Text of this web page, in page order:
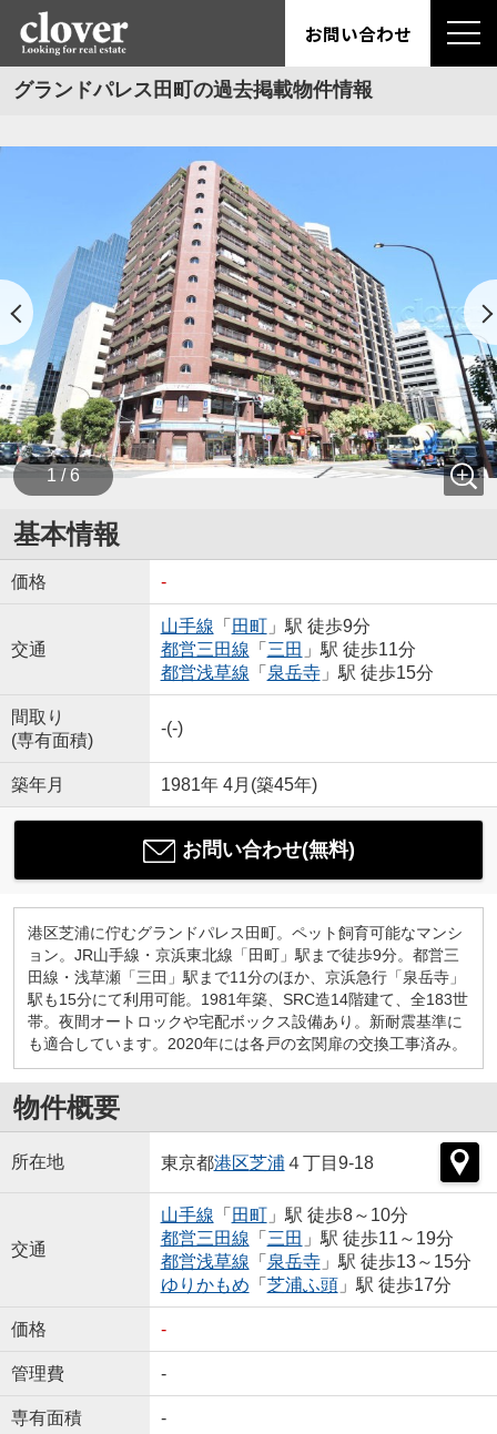
お問い合わせ
グランドパレス田町の過去掲載物件情報
1 / 6
基本情報
価格 -
交通
山手線 「 田町」駅 徒歩9分
都営三田線 「 三田 」駅 徒歩11分
都営浅草線 「 泉岳寺」駅 徒歩15分
間取り
(専有面積)
-(-)
築年月 1981年 4月(築45年)
お問い合わせ(無料)
港区芝浦に佇むグランドパレス田町。ペット飼育可能なマンシ
ョン。JR山手線・京浜東北線「田町」駅まで徒歩9分。都営三
田線・浅草瀬「三田」駅まで11分のほか、京浜急行「泉岳寺」
駅も15分にて利用可能。1981年築、SRC造14階建て、全183世
帯。夜間オートロックや宅配ボックス設備あり。新耐震基準に
も適合しています。2020年には各戸の玄関扉の交換工事済み。
物件概要
所在地 東京都港区芝浦 ４丁目9-18
交通
山手線 「 田町」駅 徒歩8～10分
都営三田線 「 三田 」駅 徒歩11～19分
都営浅草線 「 泉岳寺」駅 徒歩13～15分
ゆりかもめ 「 芝浦ふ頭」駅 徒歩17分
価格 -
管理費 -
専有面積 -